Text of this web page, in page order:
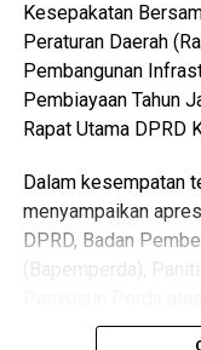
Kesepakatan
Peraturan Daerah
Pembangunan
Pembiayaan Tahun
Rapat Utama DPRD
Dalam kesempatan
menyampaikan
DPRD, Badan
(Bapemperda),
telah dilakukan